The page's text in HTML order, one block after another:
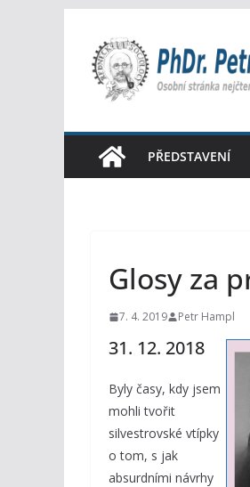
obsah
PŘEDSTAVENÍ
Glosy za
7. 4. 2019 Petr Hampl
31. 12. 2018
Byly časy, kdy jsem
mohli tvořit
silvestrovské vtípky
o tom, s jak
absurdními návrhy